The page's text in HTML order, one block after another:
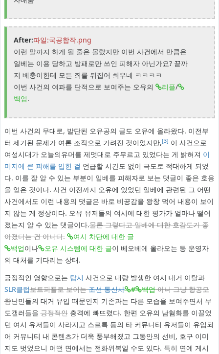
After:파일:국공합작.png
이런 말까지 하게 될 줄은 몰랐지만 이번 사건에서 만큼은
일베는 이용 당하고 방패로만 쓰인 피해자 아닌가요? 끝까
지 베충이한테 모든 죄를 뒤집어 씌우네 ㅋㅋㅋㅋ
이번 사건의 여파를 단적으로 보여주는 오유의
리플/
백업.
이번 사건의 무대로, 발단된 오유공의 글도 오유에 올라왔다. 이전부
터 제기된 문제가 여론 조작으로 가려진 것이었지만,[3] 이 사건으로
여성시대가 오늘의유머를 제멋대로 주무르고 있었다는 게 밝혀져 이
미지에 큰 피해를 입힌 걸 언급할 시간도 없이 극도로 적대하게 되었
다. 이를 잘 알 수 있는 부분이 일베를 피해자로 보는 댓글이 좋은 호응
을 얻은 것이다. 사건 이전까지 오유에 있었던 일베에 관련된 그 어떤
사건에서도 이런 내용의 댓글은 바로 비공감을 왕창 먹어 내용이 보이
지 않는 게 정상이다. 오유 유저들의 여시에 대한 평가가 얼마나 떨어
졌는지 알 수 있는 댓글이다.물론 그렇다고 일베에 대한 호감도가 좋
아졌다는 건 아니다.
여시 차단에 대한 글
백업이나 오유 시스템에 대한 글이 베오베에 올라오는 등 운영자
의 대처를 기다리는 상태.
긍정적인 영향으로는 탑시 사건으로 대량 발생한 여시 대거 이탈과
SLR클럽보트피플로 보이는조선 통신사 # 백업아니 그냥 항공모
함난민들의 대거 유입 때문인지 기존과는 다른 모습을 보여주면서 무
도갤러들을긍정적인충격에 빠뜨렸다. 한편 오유의 남혐화를 이끌었
던 여시 유저들이 사라지고 스르륵 등의 타 커뮤니티 유저들이 유입되
어 커뮤니티 내 콘텐츠가 더욱 풍부해졌고 그동안의 선비, 호구 이미
지도 벗었으니 어떤 면에서는 전화위복일 수도 있다. 특히 연예 게시